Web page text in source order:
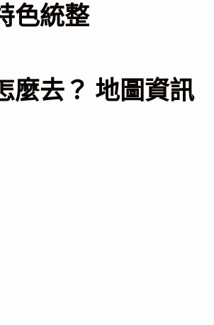
色統整
麼去？ 地圖資訊